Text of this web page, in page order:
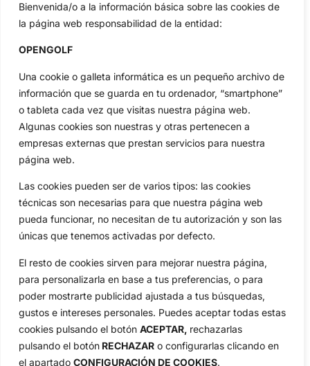
Bienvenida/o a la información básica sobre las cookies de
la página web responsabilidad de la entidad:
OPENGOLF
Una cookie o galleta informática es un pequeño archivo de
información que se guarda en tu ordenador, “smartphone”
o tableta cada vez que visitas nuestra página web.
Algunas cookies son nuestras y otras pertenecen a
empresas externas que prestan servicios para nuestra
página web.
Las cookies pueden ser de varios tipos: las cookies
técnicas son necesarias para que nuestra página web
pueda funcionar, no necesitan de tu autorización y son las
únicas que tenemos activadas por defecto.
El resto de cookies sirven para mejorar nuestra página,
para personalizarla en base a tus preferencias, o para
poder mostrarte publicidad ajustada a tus búsquedas,
gustos e intereses personales. Puedes aceptar todas estas
cookies pulsando el botón ACEPTAR, rechazarlas
pulsando el botón RECHAZAR o configurarlas clicando en
el apartado CONFIGURACIÓN DE COOKIES.
OpenGolf ofrece toda la actualidad, información del golf
profesional y amateur, resultados en directo, vídeos, noticias,
Jon Rahm, LIV Golf, PGA Tour, Ryder Cup, DP World Tour, LPGA
Categorias
Inicio
Actualidad
Amateurs
Circuitos
Jon Rahm
Ryder Cup
Reglas
Compañía
Aviso Legal
Política de Privacidad
Publicidad
Newsletters
Copyright © 2025 OpenGolf | Diseño por